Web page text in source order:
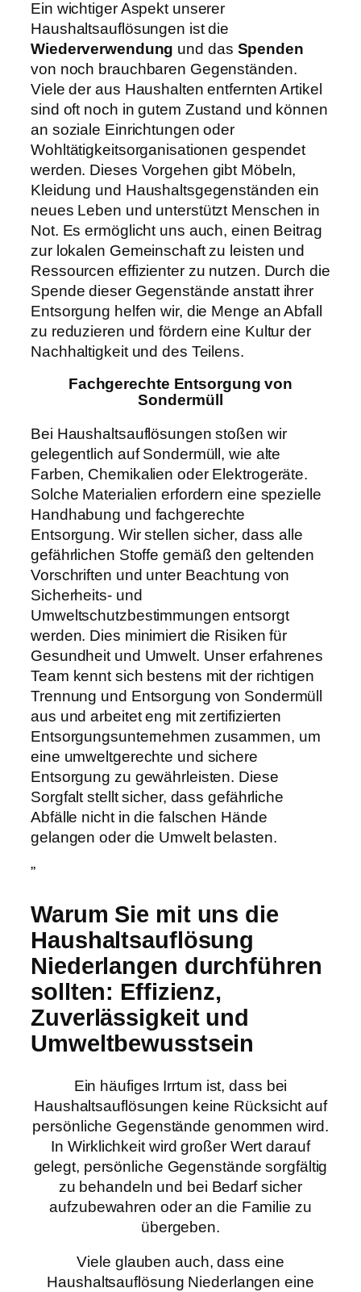
Ein wichtiger Aspekt unserer
Haushaltsauflösungen ist die
Wiederverwendung und das Spenden
von noch brauchbaren Gegenständen.
Viele der aus Haushalten entfernten Artikel
sind oft noch in gutem Zustand und können
an soziale Einrichtungen oder
Wohltätigkeitsorganisationen gespendet
werden. Dieses Vorgehen gibt Möbeln,
Kleidung und Haushaltsgegenständen ein
neues Leben und unterstützt Menschen in
Not. Es ermöglicht uns auch, einen Beitrag
zur lokalen Gemeinschaft zu leisten und
Ressourcen effizienter zu nutzen. Durch die
Spende dieser Gegenstände anstatt ihrer
Entsorgung helfen wir, die Menge an Abfall
zu reduzieren und fördern eine Kultur der
Nachhaltigkeit und des Teilens.
Fachgerechte Entsorgung von
Sondermüll
Bei Haushaltsauflösungen stoßen wir
gelegentlich auf Sondermüll, wie alte
Farben, Chemikalien oder Elektrogeräte.
Solche Materialien erfordern eine spezielle
Handhabung und fachgerechte
Entsorgung. Wir stellen sicher, dass alle
gefährlichen Stoffe gemäß den geltenden
Vorschriften und unter Beachtung von
Sicherheits- und
Umweltschutzbestimmungen entsorgt
werden. Dies minimiert die Risiken für
Gesundheit und Umwelt. Unser erfahrenes
Team kennt sich bestens mit der richtigen
Trennung und Entsorgung von Sondermüll
aus und arbeitet eng mit zertifizierten
Entsorgungsunternehmen zusammen, um
eine umweltgerechte und sichere
Entsorgung zu gewährleisten. Diese
Sorgfalt stellt sicher, dass gefährliche
Abfälle nicht in die falschen Hände
gelangen oder die Umwelt belasten.
”
Warum Sie mit uns die
Haushaltsauflösung
Niederlangen durchführen
sollten: Effizienz,
Zuverlässigkeit und
Umweltbewusstsein
Ein häufiges Irrtum ist, dass bei
Haushaltsauflösungen keine Rücksicht auf
persönliche Gegenstände genommen wird.
In Wirklichkeit wird großer Wert darauf
gelegt, persönliche Gegenstände sorgfältig
zu behandeln und bei Bedarf sicher
aufzubewahren oder an die Familie zu
übergeben.
Viele glauben auch, dass eine
Haushaltsauflösung Niederlangen eine